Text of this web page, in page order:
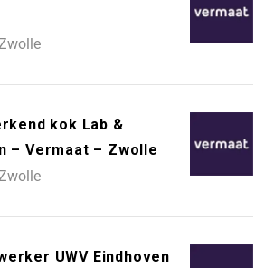
kok Lab &
– Vermaat – Zwolle
UWV Eindhoven